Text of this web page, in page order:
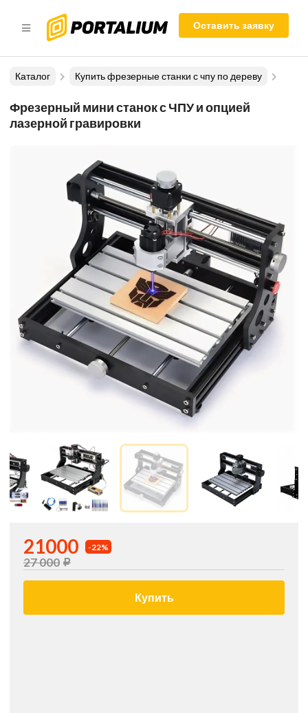
Оставить заявку
Каталог Купить фрезерные станки с чпу по дереву
Фрезерный мини станок с ЧПУ и опцией
лазерной гравировки
21000 -22%
27 000
Купить